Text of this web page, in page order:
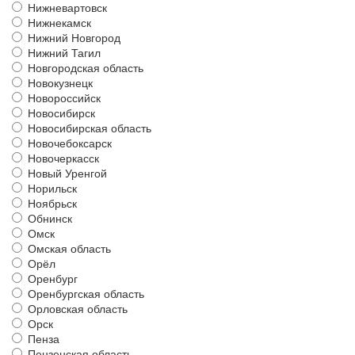
Нижневартовск
Нижнекамск
Нижний Новгород
Нижний Тагил
Новгородская область
Новокузнецк
Новороссийск
Новосибирск
Новосибирская область
Новочебоксарск
Новочеркасск
Новый Уренгой
Норильск
Ноябрьск
Обнинск
Омск
Омская область
Орёл
Оренбург
Оренбургская область
Орловская область
Орск
Пенза